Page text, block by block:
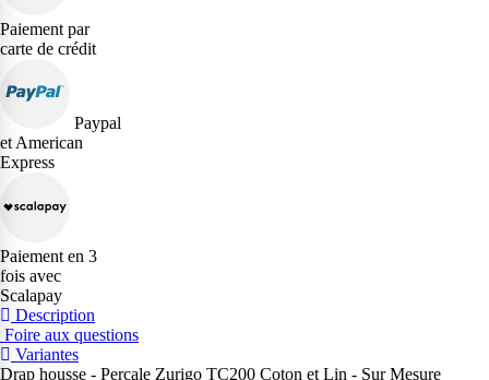
Paiement par
carte de crédit
Paypal
et American
Express
Paiement en 3
fois avec
Scalapay
Description
Foire aux questions
Variantes
Drap housse - Percale Zurigo TC200 Coton et Lin - Sur Mesure